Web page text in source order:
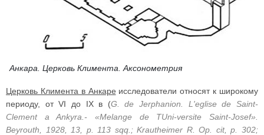
Анкара. Церковь Климента. Аксонометрия
Церковь Климента в Анкаре исследователи относят к широкому
периоду, от VI до IX в (G. de Jerphanion. L'eglise de Saint-
Clement a Ankyra.- «Melange de TUni-versite Saint-Josef».
Beyrouth, 1928, 13, p. 113 sqq.; Krautheimer R. Op. cit, p. 302;